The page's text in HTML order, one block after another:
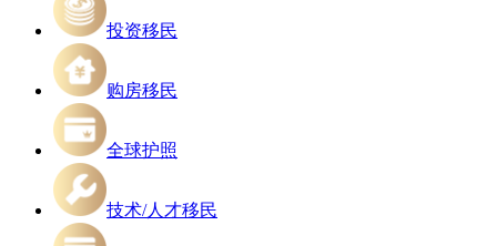
投资移民
购房移民
全球护照
技术/人才移民